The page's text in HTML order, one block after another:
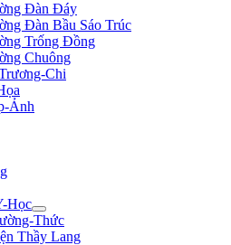
Đàn Đáy
Đàn Bầu Sáo Trúc
Trống Đồng
Chuông
Chi
Ảnh
Học
Thức
Thầy Lang